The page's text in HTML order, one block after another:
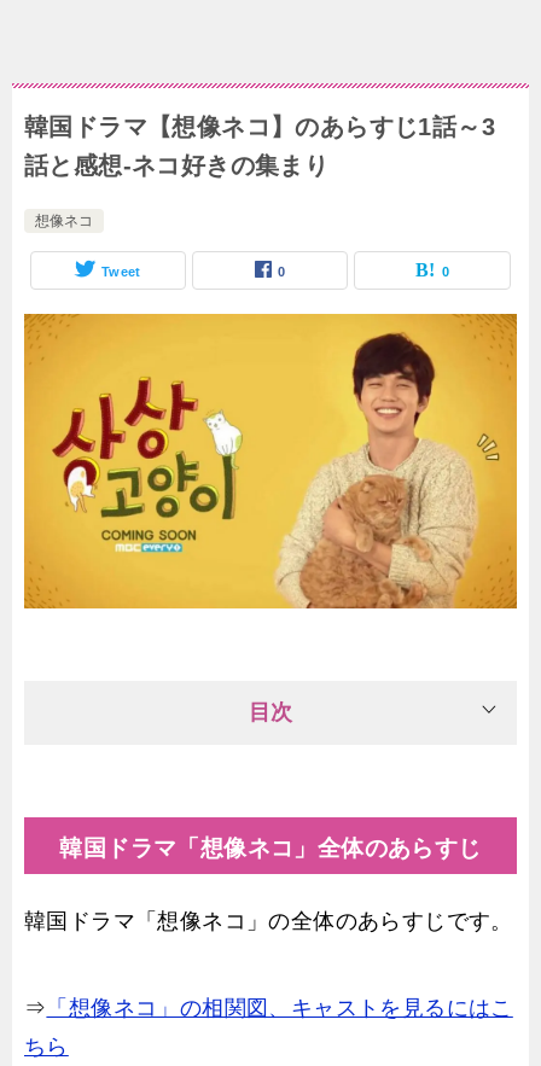
韓国ドラマ【想像ネコ】のあらすじ1話～3
話と感想-ネコ好きの集まり
想像ネコ
Tweet 0 0
目次
韓国ドラマ「想像ネコ」全体のあらすじ
韓国ドラマ「想像ネコ」の全体のあらすじです。
⇒ 「想像ネコ」の相関図、キャストを見るにはこ
ちら